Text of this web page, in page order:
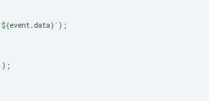
${event.data} ` );
);